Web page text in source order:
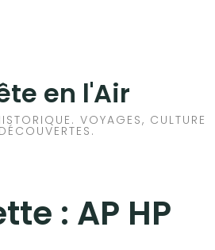
en l'Air
VOYAGES, CULTURE
: AP HP